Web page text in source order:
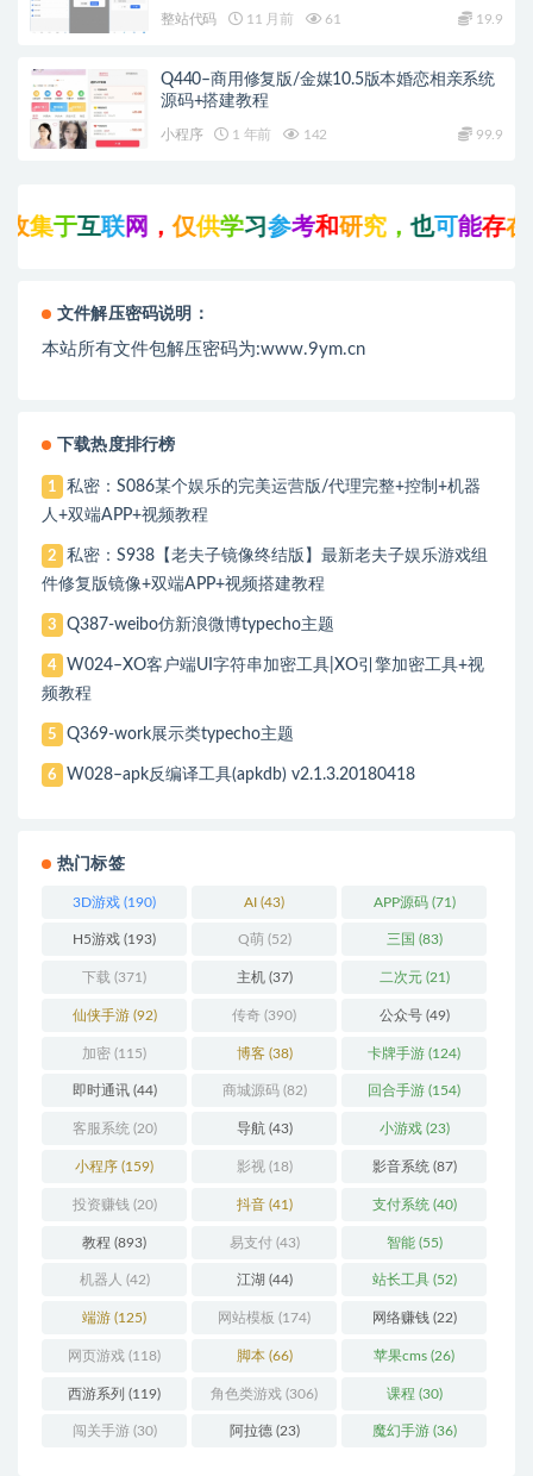
整站代码 11 月前 61 19.9
Q440–商用修复版/金媒10.5版本婚恋相亲系统
源码+搭建教程
小程序 1 年前 142 99.9
于互联网，仅 供学习参考和研究，也 可能 存在未
文件解压密码说明：
本站所有文件包解压密码为:www.9ym.cn
下载热度排行榜
1
私密：S086某个娱乐的完美运营版/代理完整+控制+机器
人+双端APP+视频教程
2
私密：S938【老夫子镜像终结版】最新老夫子娱乐游戏组
件修复版镜像+双端APP+视频搭建教程
3 Q387-weibo仿新浪微博typecho主题
4
W024–XO客户端UI字符串加密工具|XO引擎加密工具+视
频教程
5 Q369-work展示类typecho主题
6 W028–apk反编译工具(apkdb) v2.1.3.20180418
热门标签
3D游戏 (190) AI (43) APP源码(71)
H5游戏 (193) Q萌 (52) 三国 (83)
下载 (371) 主机(37) 二次元(21)
仙侠手游(92) 传奇 (390) 公众号(49)
加密 (115) 博客(38) 卡牌手游 (124)
即时通讯(44) 商城源码(82) 回合手游 (154)
客服系统 (20) 导航(43) 小游戏(23)
小程序 (159) 影视(18) 影音系统 (87)
投资赚钱 (20) 抖音(41) 支付系统 (40)
教程 (893) 易支付(43) 智能(55)
机器人 (42) 江湖 (44) 站长工具(52)
端游 (125) 网站模板 (174) 网络赚钱(22)
网页游戏 (118) 脚本(66) 苹果cms (26)
西游系列 (119) 角色类游戏 (306) 课程 (30)
闯关手游(30) 阿拉德(23) 魔幻手游(36)